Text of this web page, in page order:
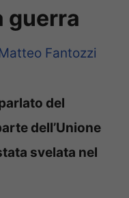
guerra
Fantozzi
del
dell’Unione
svelata nel